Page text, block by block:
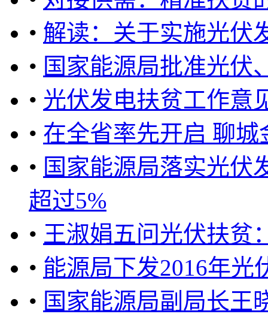
• 解读：关于实施光伏
• 国家能源局批准光伏
• 光伏发电扶贫工作意
• 在全省率先开启 聊城
• 国家能源局落实光伏
超过5%
• 王淑娟五问光伏扶贫
• 能源局下发2016年光
• 国家能源局副局长王